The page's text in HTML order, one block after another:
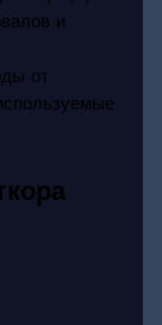
и
от